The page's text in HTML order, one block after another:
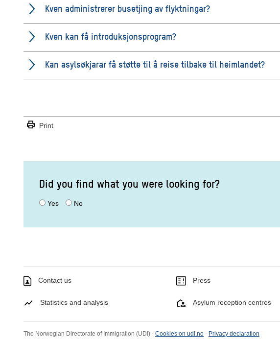
Kven administrerer busetjing av flyktningar?
Kven kan få introduksjonsprogram?
Kan asylsøkjarar få støtte til å reise tilbake til heimlandet?
print Print
Did you find what you were looking for?
Yes No
Contact us Press
Statistics and analysis Asylum reception centres
The Norwegian Directorate of Immigration (UDI) - Cookies on udi.no - Privacy declaration